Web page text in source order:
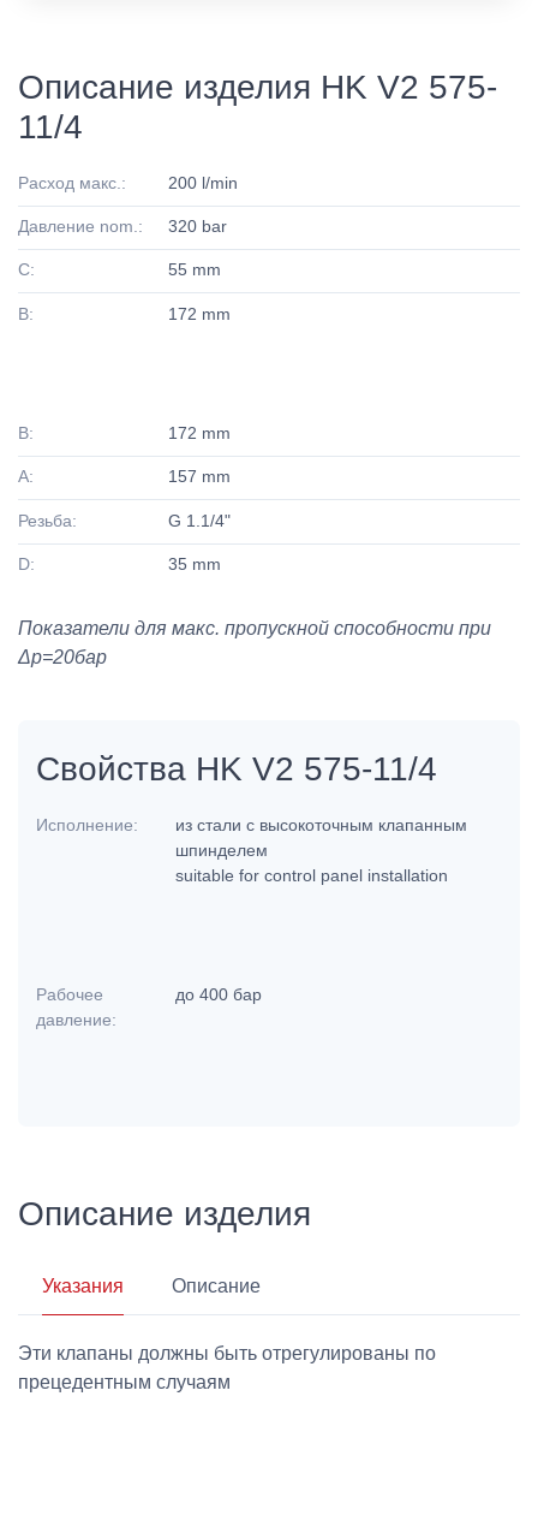
Описание изделия HK V2 575-
11/4
Расход макс.: 200 l/min
Давление nom.: 320 bar
C: 55 mm
B: 172 mm
B: 172 mm
A: 157 mm
Резьба: G 1.1/4"
D: 35 mm
Показатели для макс. пропускной способности при
Δp=20бар
Свойства HK V2 575-11/4
Исполнение:
из стали с высокоточным клапанным
шпинделем
suitable for control panel installation
Рабочее
давление:
до 400 бар
Описание изделия
Указания Описание
Эти клапаны должны быть отрегулированы по
прецедентным случаям